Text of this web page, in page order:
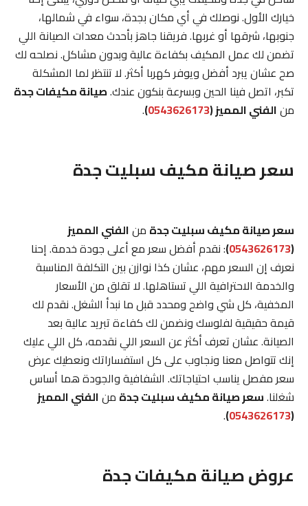
خيارك الأول. نوصلك في أي مكان بجدة، سواء في شمالها،
جنوبها، شرقها أو غربها. فريقنا جاهز بأحدث معدات الصيانة اللي
تضمن لك عمل المكيف بكفاءة عالية وبدون مشاكل. نصلحه لك
صح عشان يبرد أفضل ويوفر كهربا أكثر. لا تنتظر لما المشكلة
تكبر، اتصل فينا الحين وبسرعة بنكون عندك.صيانة مكيفات جدة
منالفني المميز (0543626173
)
.
سعر صيانة مكيف سبليت جدة
سعر صيانة مكيف سبليت جدةمنالفني المميز
0543626173
): نقدم أفضل سعر مع أعلى جودة خدمة. إحنا
نعرف إن السعر مهم، عشان كذا نوازن بين التكلفة المناسبة
والخدمة الاحترافية اللي تستاهلها. لا تقلق من الأسعار
المخفية، كل شي واضح ومحدد قبل ما نبدأ الشغل. نقدم لك
قيمة حقيقية لفلوسك ونضمن لك كفاءة تبريد عالية بعد
الصيانة. عشان تعرف أكثر عن السعر اللي نقدمه، كل اللي عليك
إنك تتواصل معنا ونجاوب على كل استفساراتك ونعطيك عرض
سعر مفصل يناسب احتياجاتك. الشفافية والجودة هما أساس
شغلنا.سعر صيانة مكيف سبليت جدةمنالفني المميز
0543626173
)
.
عروض صيانة مكيفات جدة